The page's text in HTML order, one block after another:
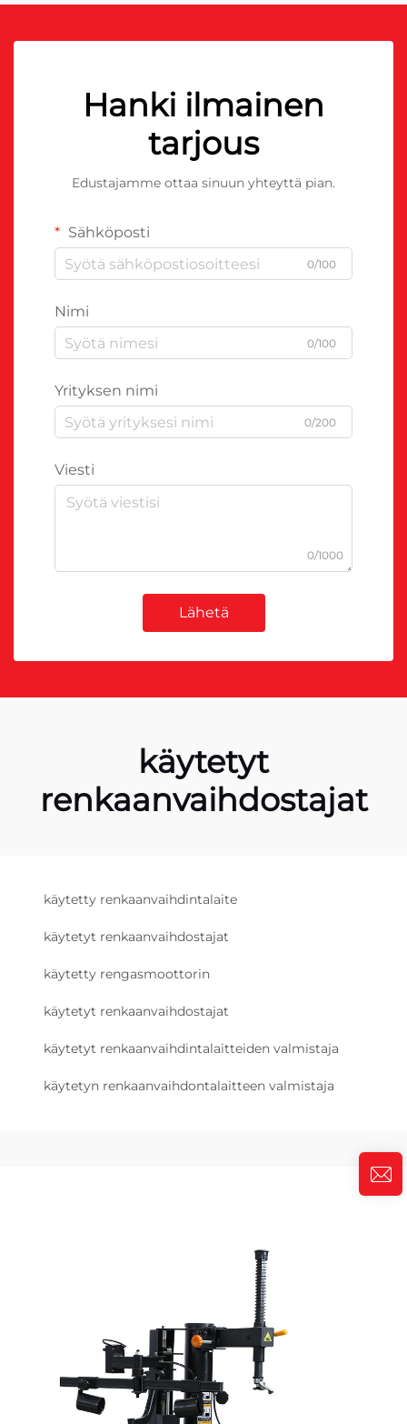
Hanki ilmainen
tarjous
Edustajamme ottaa sinuun yhteyttä pian.
Sähköposti
0/100
Nimi
0/100
Yrityksen nimi
0/200
Viesti
0/1000
Lähetä
käytetyt
renkaanvaihdostajat
käytetty renkaanvaihdintalaite
käytetyt renkaanvaihdostajat
käytetty rengasmoottorin
käytetyt renkaanvaihdostajat
käytetyt renkaanvaihdintalaitteiden valmistaja
käytetyn renkaanvaihdontalaitteen valmistaja